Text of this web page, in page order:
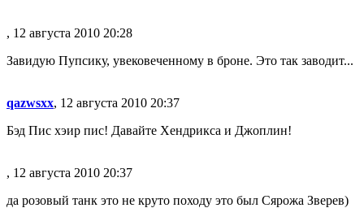
, 12 августа 2010 20:28
Завидую Пупсику, увековеченному в броне. Это так заводит...
qazwsxx, 12 августа 2010 20:37
Бэд Пис хэир пис! Давайте Хендрикса и Джоплин!
, 12 августа 2010 20:37
да розовый танк это не круто походу это был Сярожа Зверев)